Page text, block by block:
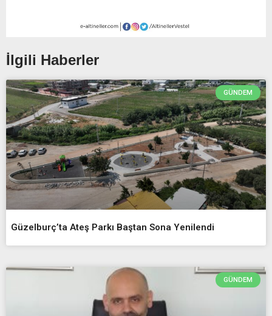
İlgili Haberler
GÜNDEM
Güzelburç’ta Ateş Parkı Baştan Sona Yenilendi
GÜNDEM